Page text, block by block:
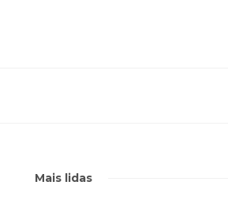
Mais lidas